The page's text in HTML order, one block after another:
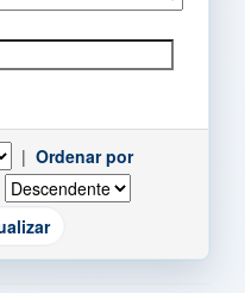
| Ordenar por